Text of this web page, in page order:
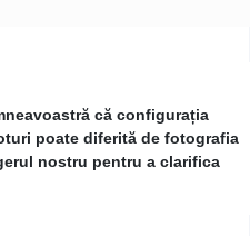
că configurația
poate diferită de fotografia
nostru pentru a clarifica